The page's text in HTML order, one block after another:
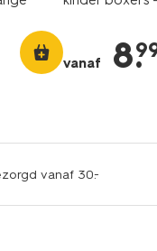
vanaf 8.
vanaf 30.-